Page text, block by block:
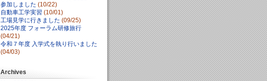
参加しました (10/22)
自動車工学実習 (10/01)
工場見学に行きました (09/25)
2025年度 フォーラム研修旅行
(04/21)
令和７年度 入学式を執り行いました
(04/03)
Archives